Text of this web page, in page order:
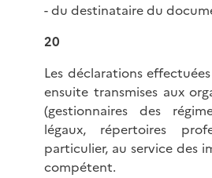
- du destinataire du
20
Les déclarations
ensuite transmises aux
(gestionnaires des
légaux, répertoires
particulier, au service des
compétent.